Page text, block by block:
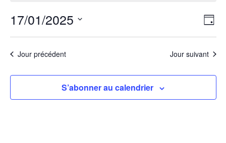
janvier
2025 par
de
Jour
17/01/2025
Sélectionnez
une
Jour précédent Jour suivant
S’abonner au calendrier